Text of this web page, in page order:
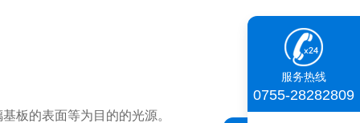
板的表面等为目的的光源。
服务热线
0755-28282809